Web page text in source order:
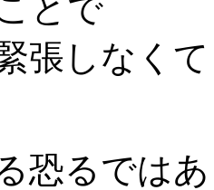
とで
張しなく
恐るでは